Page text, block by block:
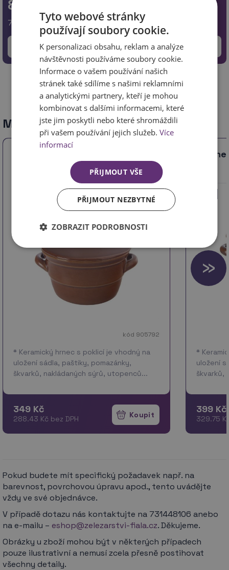
899
742.98 Kč bez DPH
+ Přidat do košíku
Nahoru
Mohlo by Vás také zajímat
kód 905792
* Keramický hrnec s poklicí je vhodný na
uložení sádla, paštiky, pomazánky,
škvarků, nakládaných sýrů, utopenců...
troubě. Glazovaná keramika je neporézní,
co…více
349 Kč
288.43 Kč bez DPH
*
uložení
škvarků,
troubě. *
399 Kč
329.75
Pokud budete mít specifický požadavek např. na
barevnost, povrchovou úpravu apod., tento uvádějte
vždy ve své objednávce.
V případě dotazu nás kontaktujte na 731448106 anebo
na e-mailu – eshop@zelezarstvi-fiala.cz. Děkujeme.
Obrázky u zboží mohou být v některých případech
pouze ilustrativní a nemusí zcela přesně postihovat
všechny detaily.
Tyto webové stránky
používají soubory cookie.
K personalizaci obsahu, reklam a analýze
návštěvnosti používáme soubory cookie.
Informace o vašem používání našich
stránek také sdílíme s našimi reklamními
a analytickými partnery, kteří je mohou
kombinovat s dalšími informacemi, které
jste jim poskytli nebo které shromáždili
při vašem používání jejich služeb.Více
informací
PŘIJMOUT VŠE
PŘIJMOUT NEZBYTNÉ
ZOBRAZIT PODROBNOSTI